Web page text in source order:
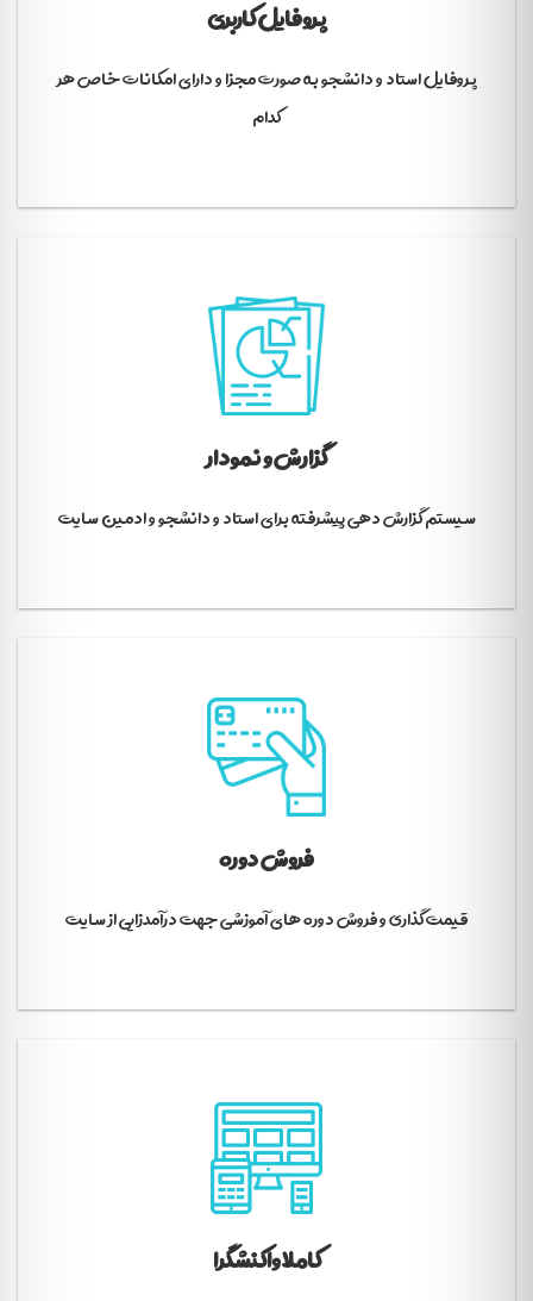
پروفایل کاربری
پروفایل استاد و دانشجو به صورت مجزا و دارای امکانات خاص هر
کدام
گزارش و نمودار
سیستم گزارش دهی پیشرفته برای استاد و دانشجو و ادمین سایت
فروش دوره
قیمت گذاری و فروش دوره های آموزشی جهت درآمدزایی از سایت
کاملا واکنشگرا